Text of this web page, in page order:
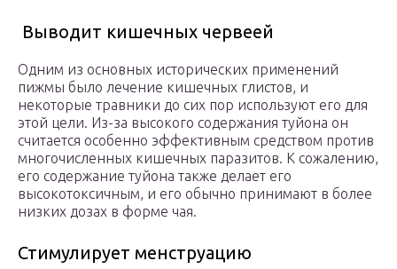
Выводит кишечных червеей
Одним из основных исторических применений
пижмы было лечение кишечных глистов, и
некоторые травники до сих пор используют его для
этой цели. Из-за высокого содержания туйона он
считается особенно эффективным средством против
многочисленных кишечных паразитов. К сожалению,
его содержание туйона также делает его
высокотоксичным, и его обычно принимают в более
низких дозах в форме чая.
Стимулирует менструацию